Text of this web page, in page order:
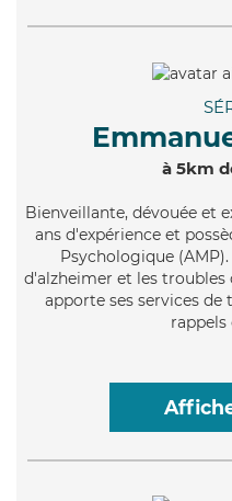
à 5km
Bienveillante, dévouée et
ans d'expérience et
Psychologique
d'alzheimer et les troubles
apporte ses services de